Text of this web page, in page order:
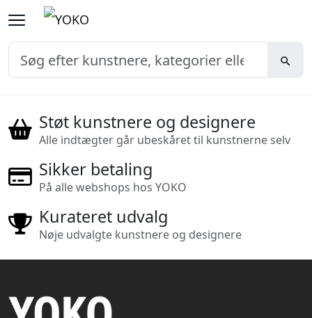
Støt kunstnere og designere
Alle indtægter går ubeskåret til kunstnerne selv
Sikker betaling
På alle webshops hos YOKO
Kurateret udvalg
Nøje udvalgte kunstnere og designere